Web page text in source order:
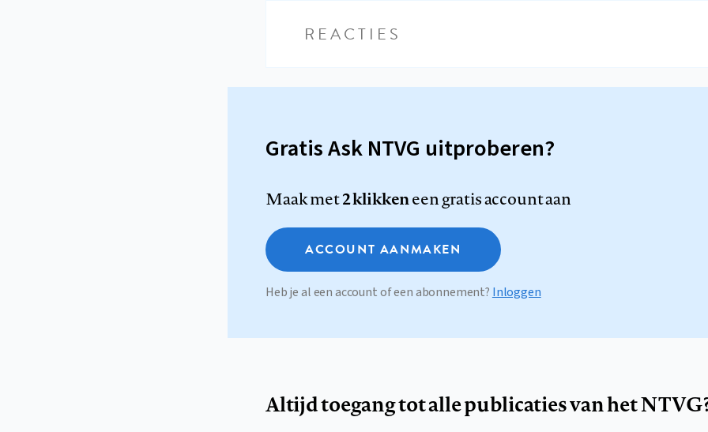
REACTIES
Gratis Ask NTVG uitproberen?
Maak met2 klikkeneen gratis account aan
ACCOUNT AANMAKEN
Heb je al een account of een abonnement? Inloggen
Altijd toegang tot alle publicaties van het